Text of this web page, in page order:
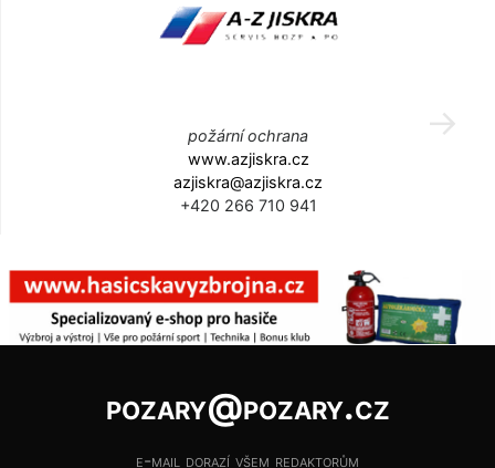
požární ochrana
www.azjiskra.cz
azjiskra@azjiskra.cz
+420 266 710 941
pozary@pozary.cz
e-mail dorazí všem redaktorům